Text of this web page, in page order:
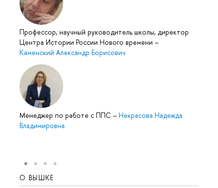
Профессор, научный руководитель школы, директор
Центра Истории России Нового времени –
Каменский Александр Борисович
Менеджер по работе с ППС – Некрасова Надежда
Владимировна
О ВЫШКЕ